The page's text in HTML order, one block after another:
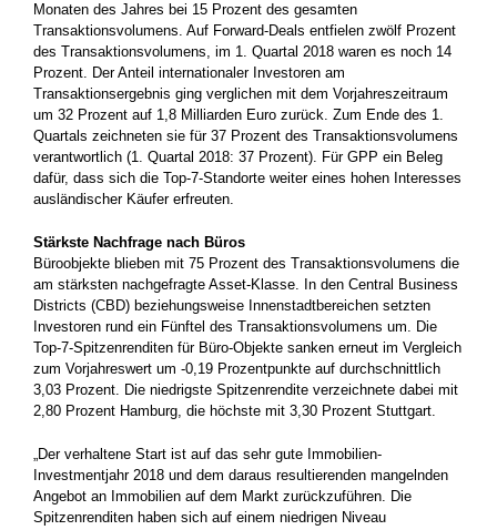
Monaten des Jahres bei 15 Prozent des gesamten
Transaktionsvolumens. Auf Forward-Deals entfielen zwölf Prozent
des Transaktionsvolumens, im 1. Quartal 2018 waren es noch 14
Prozent. Der Anteil internationaler Investoren am
Transaktionsergebnis ging verglichen mit dem Vorjahreszeitraum
um 32 Prozent auf 1,8 Milliarden Euro zurück. Zum Ende des 1.
Quartals zeichneten sie für 37 Prozent des Transaktionsvolumens
verantwortlich (1. Quartal 2018: 37 Prozent). Für GPP ein Beleg
dafür, dass sich die Top-7-Standorte weiter eines hohen Interesses
ausländischer Käufer erfreuten.
Stärkste Nachfrage nach Büros
Büroobjekte blieben mit 75 Prozent des Transaktionsvolumens die
am stärksten nachgefragte Asset-Klasse. In den Central Business
Districts (CBD) beziehungsweise Innenstadtbereichen setzten
Investoren rund ein Fünftel des Transaktionsvolumens um. Die
Top-7-Spitzenrenditen für Büro-Objekte sanken erneut im Vergleich
zum Vorjahreswert um -0,19 Prozentpunkte auf durchschnittlich
3,03 Prozent. Die niedrigste Spitzenrendite verzeichnete dabei mit
2,80 Prozent Hamburg, die höchste mit 3,30 Prozent Stuttgart.
„Der verhaltene Start ist auf das sehr gute Immobilien-
Investmentjahr 2018 und dem daraus resultierenden mangelnden
Angebot an Immobilien auf dem Markt zurückzuführen. Die
Spitzenrenditen haben sich auf einem niedrigen Niveau